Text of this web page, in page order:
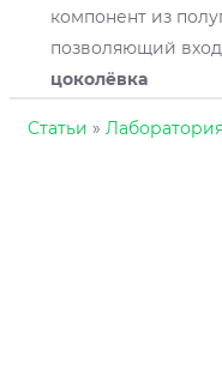
компонент из
позволяющий
цоколёвка
Статьи »